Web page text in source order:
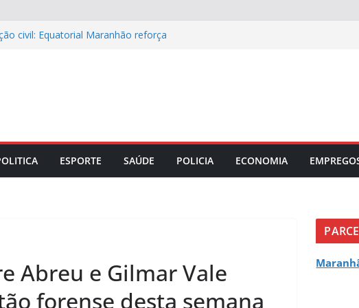
civil: Equatorial Maranhão reforça
discutem parceria com a
portando anfetaminas durante
em Imperatriz (MA)
ESPORTE SAÚDE POLICIA ECONOMIA
Abreu e Gilmar Vale
forense desta semana